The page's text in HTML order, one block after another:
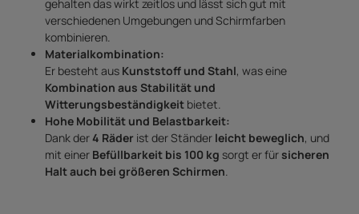
gehalten das wirkt zeitlos und lässt sich gut mit
verschiedenen Umgebungen und Schirmfarben
kombinieren.
Materialkombination:
Er besteht aus Kunststoff und Stahl, was eine
Kombination aus Stabilität und
Witterungsbeständigkeit bietet.
Hohe Mobilität und Belastbarkeit:
Dank der4 Räder ist der Ständer leicht beweglich, und
mit einer Befüllbarkeit bis 100 kg sorgt er für sicheren
Halt auch bei größeren Schirmen.